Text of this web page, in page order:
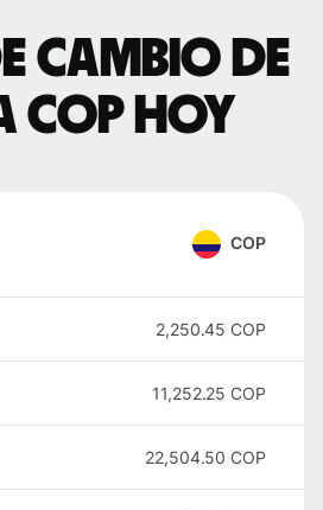
cambio de
COP hoy
COP
2,250.45 COP
11,252.25 COP
22,504.50 COP